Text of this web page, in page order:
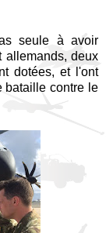
seule à avoir
allemands, deux
dotées, et l'ont
bataille contre le